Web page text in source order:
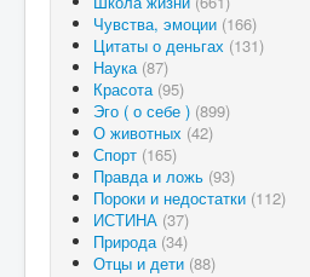
Чувства, эмоции (166)
Цитаты о деньгах (131)
Наука (87)
Красота (95)
Эго ( о себе ) (899)
О животных (42)
Спорт (165)
Правда и ложь (93)
Пороки и недостатки (112)
ИСТИНА (37)
Природа (34)
Отцы и дети (88)